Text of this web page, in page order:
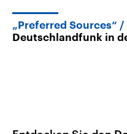
„Preferred Sources“
Deutschlandfunk in